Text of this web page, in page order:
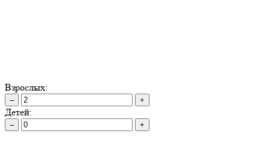
Взрослых:
– +
Детей:
– +